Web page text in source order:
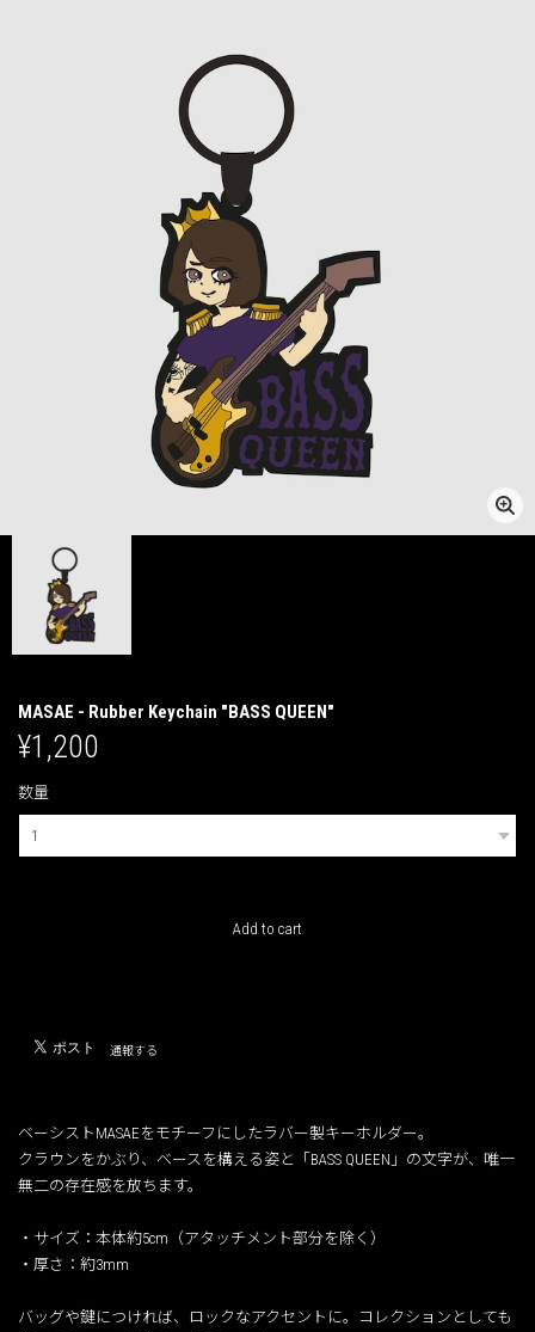
MASAE - Rubber Keychain "BASS QUEEN"
¥1,200
数量
Add to cart
通報する
ベーシストMASAEをモチーフにしたラバー製キーホルダー。
クラウンをかぶり、ベースを構える姿と「BASS QUEEN」の文字が、唯一
無二の存在感を放ちます。
・サイズ：本体約5cm（アタッチメント部分を除く）
・厚さ：約3mm
バッグや鍵につければ、ロックなアクセントに。コレクションとしても